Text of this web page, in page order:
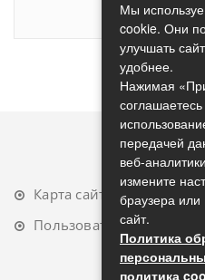
Карта сайта
Пользовательское
Мы
cookie. Они
улучшать
удобнее.
Нажимая
передачей
веб-
измените
браузера или
сайт.
Политика
политика